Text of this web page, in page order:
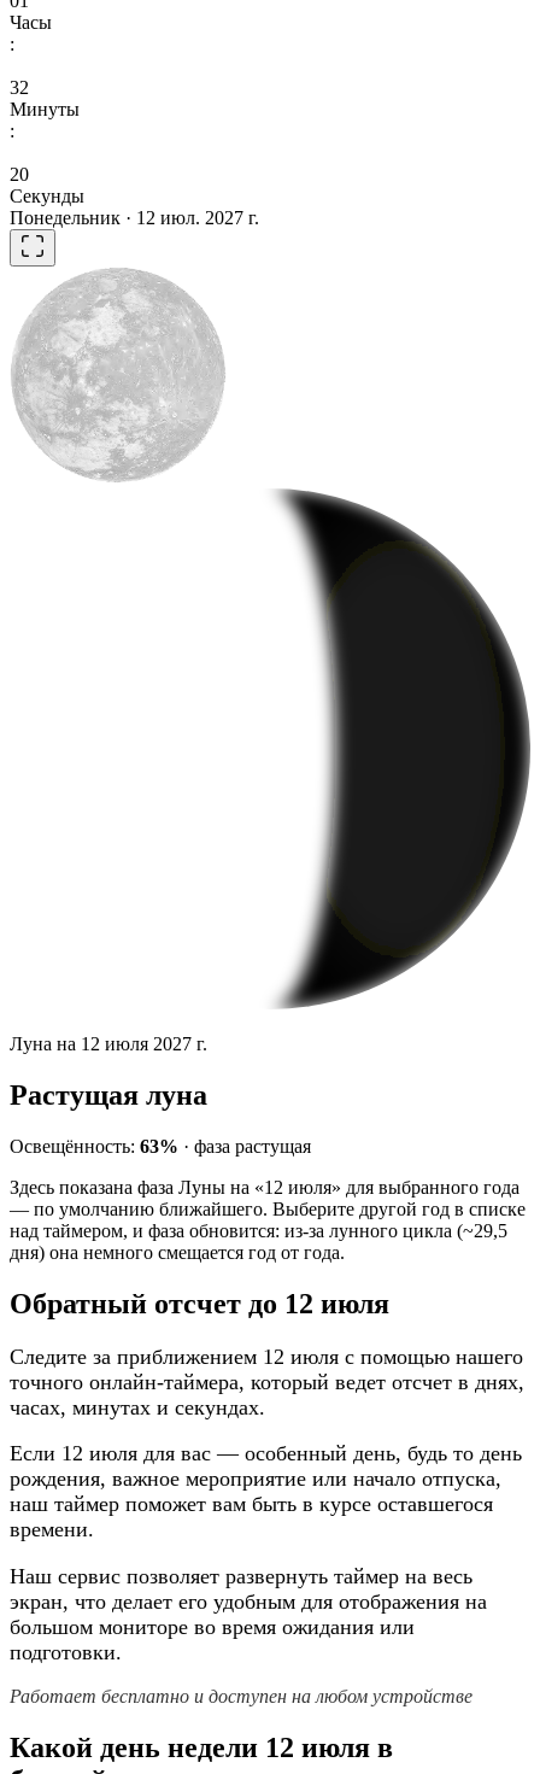
Часы
:
32
Минуты
:
20
Секунды
Понедельник · 12 июл. 2027 г.
Луна на 12 июля 2027 г.
Растущая луна
Освещённость: 63% · фаза растущая
Здесь показана фаза Луны на «12 июля» для выбранного года
— по умолчанию ближайшего. Выберите другой год в списке
над таймером, и фаза обновится: из-за лунного цикла (~29,5
дня) она немного смещается год от года.
Обратный отсчет до 12 июля
Следите за приближением 12 июля с помощью нашего
точного онлайн-таймера, который ведет отсчет в днях,
часах, минутах и секундах.
Если 12 июля для вас — особенный день, будь то день
рождения, важное мероприятие или начало отпуска,
наш таймер поможет вам быть в курсе оставшегося
времени.
Наш сервис позволяет развернуть таймер на весь
экран, что делает его удобным для отображения на
большом мониторе во время ожидания или
подготовки.
Работает бесплатно и доступен на любом устройстве
Какой день недели 12 июля в